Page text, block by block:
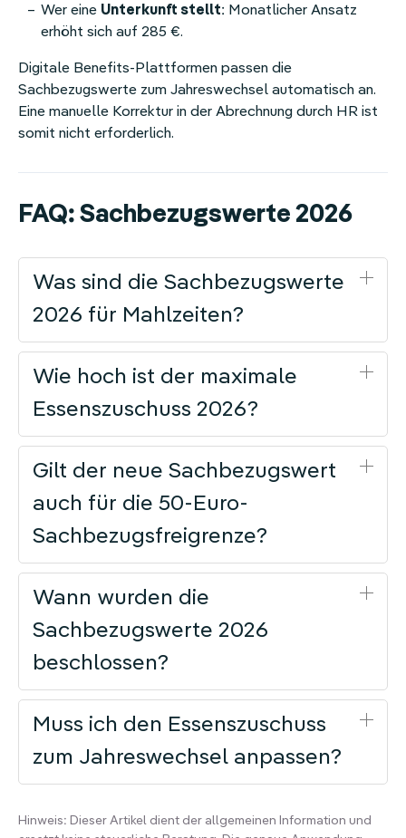
Wer eine Unterkunft stellt: Monatlicher Ansatz
erhöht sich auf 285 €.
Digitale Benefits-Plattformen passen die
Sachbezugswerte zum Jahreswechsel automatisch an.
Eine manuelle Korrektur in der Abrechnung durch HR ist
somit nicht erforderlich.
FAQ: Sachbezugswerte 2026
Was sind die Sachbezugswerte
2026 für Mahlzeiten?
Wie hoch ist der maximale
Essenszuschuss 2026?
Gilt der neue Sachbezugswert
auch für die 50-Euro-
Sachbezugsfreigrenze?
Wann wurden die
Sachbezugswerte 2026
beschlossen?
Muss ich den Essenszuschuss
zum Jahreswechsel anpassen?
Hinweis: Dieser Artikel dient der allgemeinen Information und